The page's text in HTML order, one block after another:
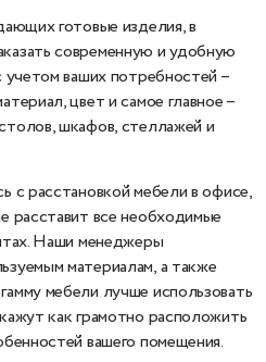
готовые изделия, в
современную и удобную
учетом ваших потребностей –
цвет и самое главное –
шкафов, стеллажей и
с расстановкой мебели в офисе,
расставит все необходимые
Наши менеджеры
материалам, а также
мебели лучше использовать
как грамотно расположить
вашего помещения.